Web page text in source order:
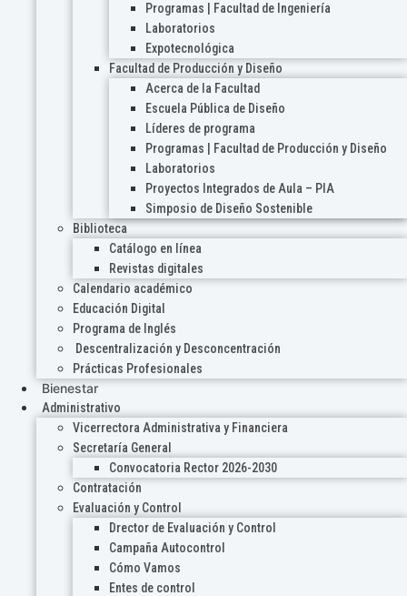
Programas | Facultad de Ingeniería
Laboratorios
Expotecnológica
Facultad de Producción y Diseño
Acerca de la Facultad
Escuela Pública de Diseño
Líderes de programa
Programas | Facultad de Producción y Diseño
Laboratorios
Proyectos Integrados de Aula – PIA
Simposio de Diseño Sostenible
Biblioteca
Catálogo en línea
Revistas digitales
Calendario académico
Educación Digital
Programa de Inglés
Descentralización y Desconcentración
Prácticas Profesionales
Bienestar
Administrativo
Vicerrectora Administrativa y Financiera
Secretaría General
Convocatoria Rector 2026-2030
Contratación
Evaluación y Control
Drector de Evaluación y Control
Campaña Autocontrol
Cómo Vamos
Entes de control